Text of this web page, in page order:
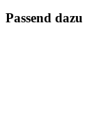
Passend dazu